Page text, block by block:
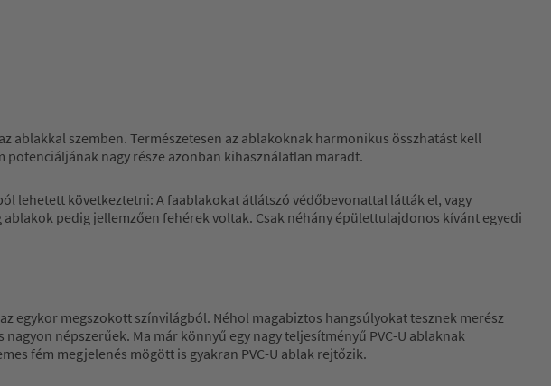
ablakkal szemben. Természetesen az ablakoknak harmonikus összhatást kell
nagy része azonban kihasználatlan maradt.
lehetett következtetni: A faablakokat átlátszó védőbevonattal látták el, vagy
pedig jellemzően fehérek voltak. Csak néhány épülettulajdonos kívánt egyedi
egykor megszokott színvilágból. Néhol magabiztos hangsúlyokat tesznek merész
népszerűek. Ma már könnyű egy nagy teljesítményű PVC-U ablaknak
fém megjelenés mögött is gyakran PVC-U ablak rejtőzik.